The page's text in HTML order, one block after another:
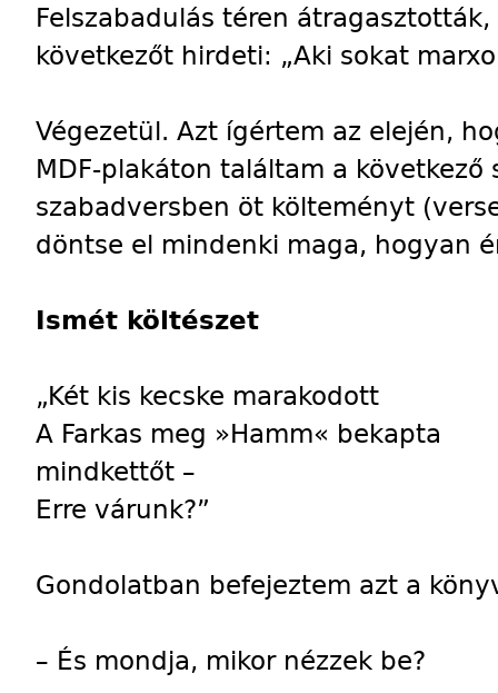
Felszabadulás téren
következőt hirdeti: „Aki sokat
Végezetül. Azt ígértem az elején,
MDF-plakáton találtam a
szabadversben öt költeményt
döntse el mindenki maga, hogyan
Ismét költészet
„Két kis kecske marakodott
A Farkas meg »Hamm« bekapta
mindkettőt –
Erre várunk?”
Gondolatban befejeztem azt a
– És mondja, mikor nézzek be?